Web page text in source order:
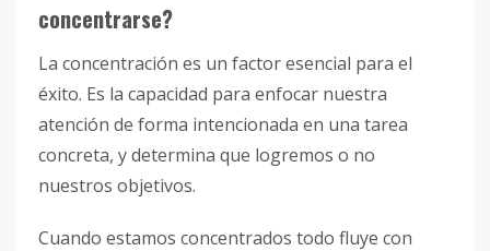
concentrarse?
La concentración es un factor esencial para el
éxito. Es la capacidad para enfocar nuestra
atención de forma intencionada en una tarea
concreta, y determina que logremos o no
nuestros objetivos.
Cuando estamos concentrados todo fluye con